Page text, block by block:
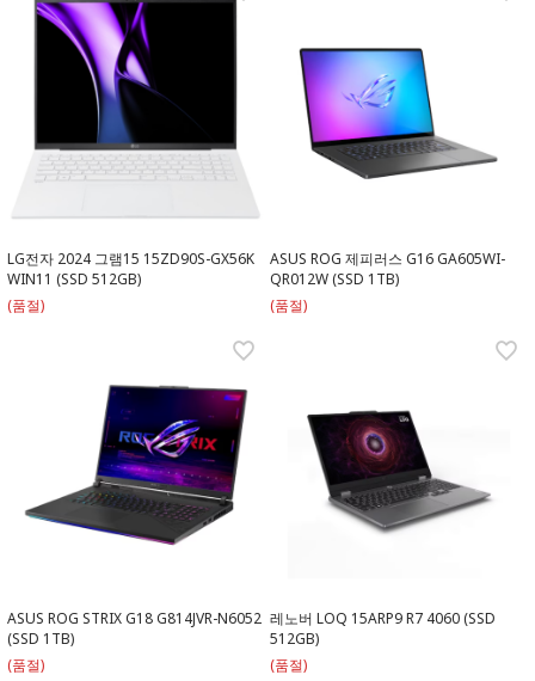
LG전자 2024 그램15 15ZD90S-GX56K
WIN11 (SSD 512GB)
(품절)
ASUS ROG 제피러스 G16 GA605WI-
QR012W (SSD 1TB)
(품절)
ASUS ROG STRIX G18 G814JVR-N6052
(SSD 1TB)
(품절)
레노버 LOQ 15ARP9 R7 4060 (SSD
512GB)
(품절)